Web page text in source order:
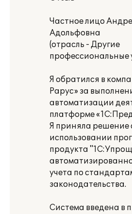
Частное лицо
Адольфовна
(отрасль - Другие
профессиональные
Я обратился в
Рарус» за
автоматизации
платформе
Я приняла решение
использовании
продукта
учета по
законодательства.
Система введена в